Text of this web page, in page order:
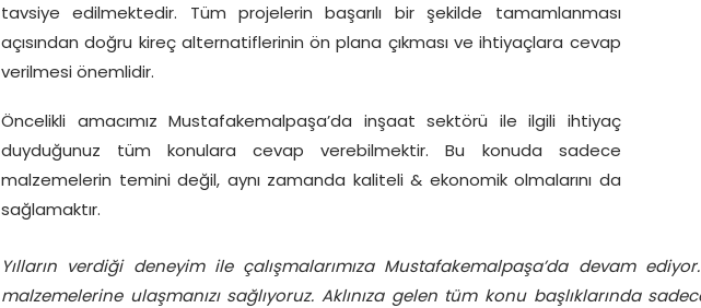
tavsiye edilmektedir. Tüm projelerin başarılı bir şekilde tamamlanması
açısından doğru kireç alternatiflerinin ön plana çıkması ve ihtiyaçlara cevap
verilmesi önemlidir.
Öncelikli amacımız Mustafakemalpaşa’da inşaat sektörü ile ilgili ihtiyaç
duyduğunuz tüm konulara cevap verebilmektir. Bu konuda sadece
malzemelerin temini değil, aynı zamanda kaliteli & ekonomik olmalarını da
sağlamaktır.
Yılların verdiği deneyim ile çalışmalarımıza Mustafakemalpaşa’da devam
malzemelerine ulaşmanızı sağlıyoruz. Aklınıza gelen tüm konu başlıklarında